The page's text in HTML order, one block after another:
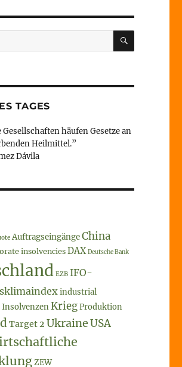
SUCHEN
TAGES
Gesellschaften häufen Gesetze an
Heilmittel.”
Dávila
AuftragseingängeChina
insolvencies DAX Deutsche Bank
EZB IFO-
industrial
InsolvenzenKriegProduktion
Target 2 UkraineUSA
ZEW